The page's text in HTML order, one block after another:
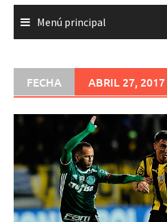
Menú principal
FECHA ABRIL 27, 2017